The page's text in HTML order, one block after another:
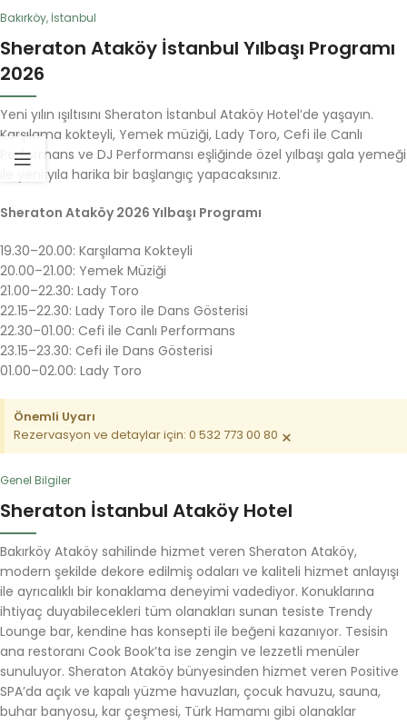
Bakırköy, İstanbul
Sheraton Ataköy İstanbul Yılbaşı Programı
2026
Yeni yılın ışıltısını Sheraton İstanbul Ataköy Hotel’de yaşayın.
Karşılama kokteyli, Yemek müziği, Lady Toro, Cefi ile Canlı
Performans ve DJ Performansı eşliğinde özel yılbaşı gala yemeği
ile yeni yıla harika bir başlangıç yapacaksınız.
Sheraton Ataköy 2026 Yılbaşı Programı
19.30–20.00: Karşılama Kokteyli
20.00–21.00: Yemek Müziği
21.00–22.30: Lady Toro
22.15–22.30: Lady Toro ile Dans Gösterisi
22.30–01.00: Cefi ile Canlı Performans
23.15–23.30: Cefi ile Dans Gösterisi
01.00–02.00: Lady Toro
Önemli Uyarı
Rezervasyon ve detaylar için: 0 532 773 00 80 ×
Genel Bilgiler
Sheraton İstanbul Ataköy Hotel
Bakırköy Ataköy sahilinde hizmet veren Sheraton Ataköy,
modern şekilde dekore edilmiş odaları ve kaliteli hizmet anlayışı
ile ayrıcalıklı bir konaklama deneyimi vadediyor. Konuklarına
ihtiyaç duyabilecekleri tüm olanakları sunan tesiste Trendy
Lounge bar, kendine has konsepti ile beğeni kazanıyor. Tesisin
ana restoranı Cook Book’ta ise zengin ve lezzetli menüler
sunuluyor. Sheraton Ataköy bünyesinden hizmet veren Positive
SPA’da açık ve kapalı yüzme havuzları, çocuk havuzu, sauna,
buhar banyosu, kar çeşmesi, Türk Hamamı gibi olanaklar